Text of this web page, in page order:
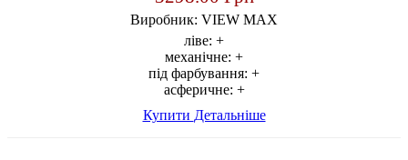
Виробник: VIEW MAX
ліве: +
механічне: +
під фарбування: +
асферичне: +
Купити Детальніше